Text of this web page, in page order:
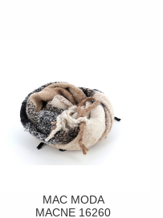
MAC MODA
MACNE 16260